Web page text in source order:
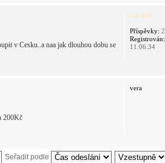
v Cesku..a naa jak dlouhou dobu se
market
Příspěvky: 2
Registrován:
11:06:34
200Kč
vera
Seřadit podle